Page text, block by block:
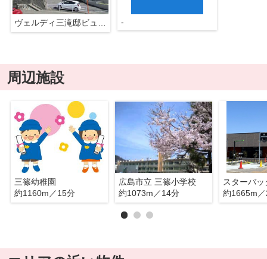
ヴェルディ三滝邸ビューコート -
周辺施設
三篠幼稚園
約1160m／15分
広島市立 三篠小学校
約1073m／14分
約1665m